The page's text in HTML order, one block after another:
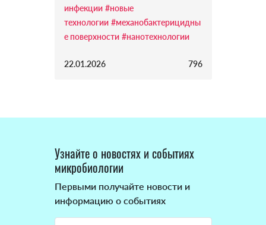
инфекции #новые
технологии #механобактерицидны
е поверхности #нанотехнологии
22.01.2026 796
Узнайте о новостях и событиях
микробиологии
Первыми получайте новости и
информацию о событиях